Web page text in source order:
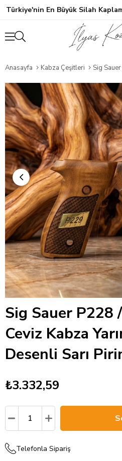
Türkiye'nin En Büyük Silah
Anasayfa Kabza Çeşitleri Sig
Sig Sauer P228
Ceviz Kabza
Desenli Sarı
₺3.332,59
Telefonla Sipariş